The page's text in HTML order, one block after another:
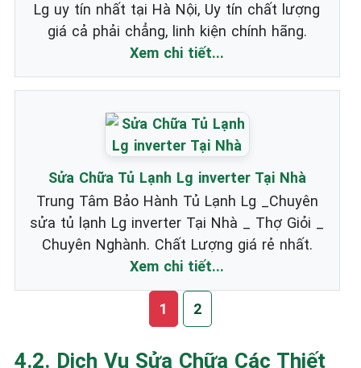
Lg uy tín nhất tại Hà Nội, Uy tín chất lượng
giá cả phải chẳng, linh kiện chính hãng.
Xem chi tiết...
Sửa Chữa Tủ Lạnh Lg inverter Tại Nhà
Trung Tâm Bảo Hành Tủ Lạnh Lg _Chuyên
sửa tủ lạnh Lg inverter Tại Nhà _ Thợ Giỏi _
Chuyên Nghành. Chất Lượng giá rẻ nhất.
Xem chi tiết...
1 2
4.2. Dịch Vụ Sửa Chữa Các Thiết